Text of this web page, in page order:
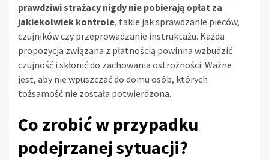
prawdziwi strażacy nigdy nie pobierają opłat za
jakiekolwiek kontrole, takie jak sprawdzanie pieców,
czujników czy przeprowadzanie instruktażu. Każda
propozycja związana z płatnością powinna wzbudzić
czujność i skłonić do zachowania ostrożności. Ważne
jest, aby nie wpuszczać do domu osób, których
tożsamość nie została potwierdzona.
Co zrobić w przypadku
podejrzanej sytuacji?